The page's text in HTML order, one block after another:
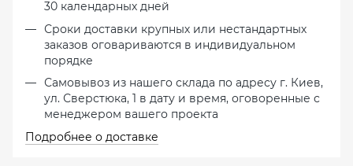
30 календарных дней
Сроки доставки крупных или нестандартных
заказов оговариваются в индивидуальном
порядке
Самовывоз из нашего склада по адресу г. Киев,
ул. Сверстюка, 1 в дату и время, оговоренные с
менеджером вашего проекта
Подробнее о доставке